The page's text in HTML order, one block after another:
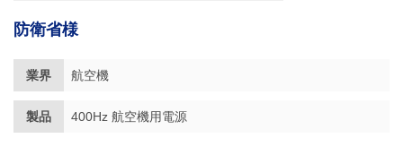
防衛省様
業界 航空機
製品 400Hz 航空機用電源